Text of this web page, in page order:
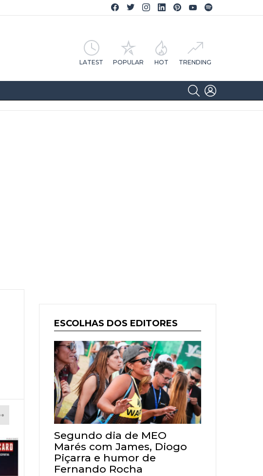
Facebook CA Notícias
Twitter CA Notícias
Instagram CA Notícias
Linkedin CA Notícias
Pinterest CA Notícias
YouTube CA Notícias
LATEST POPULAR HOT TRENDING
SEARCH
ESCOLHAS DOS EDITORES
Segundo dia de MEO
Marés com James, Diogo
Piçarra e humor de
Fernando Rocha